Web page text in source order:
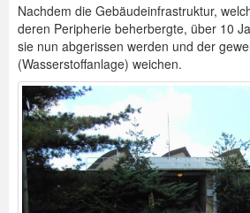
Nachdem die Gebäudeinfrastruktur,
deren Peripherie beherbergte, über 10
sie nun abgerissen werden und der
(Wasserstoffanlage) weichen.